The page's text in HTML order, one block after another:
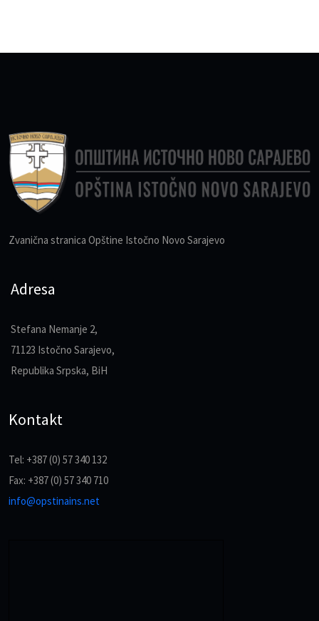
Zvanična stranica Opštine Istočno Novo Sarajevo
Adresa
Stefana Nemanje 2,
71123 Istočno Sarajevo,
Republika Srpska, BiH
Kontakt
Tel: +387 (0) 57 340 132
Fax: +387 (0) 57 340 710
info@opstinains.net